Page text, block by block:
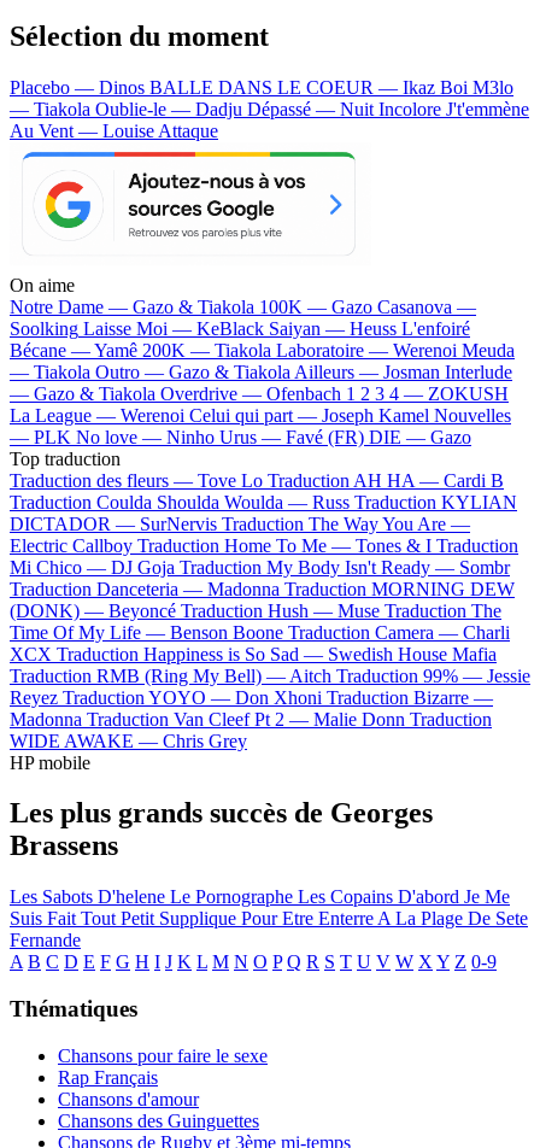
Sélection du moment
Placebo — Dinos BALLE DANS LE COEUR — Ikaz Boi M3lo
— Tiakola Oublie-le — Dadju Dépassé — Nuit Incolore J't'emmène
Au Vent — Louise Attaque
On aime
Notre Dame — Gazo & Tiakola 100K — Gazo Casanova —
Soolking Laisse Moi — KeBlack Saiyan — Heuss L'enfoiré
Bécane —Yamê 200K — Tiakola Laboratoire — Werenoi Meuda
— Tiakola Outro — Gazo & Tiakola Ailleurs — Josman Interlude
— Gazo & Tiakola Overdrive — Ofenbach 1 2 3 4 — ZOKUSH
La League — Werenoi Celui qui part — Joseph Kamel Nouvelles
— PLK No love — Ninho Urus — Favé (FR) DIE — Gazo
Top traduction
Traduction des fleurs — Tove Lo Traduction AH HA — Cardi B
Traduction Coulda Shoulda Woulda — Russ Traduction KYLIAN
DICTADOR — SurNervis Traduction The Way You Are —
Electric Callboy Traduction Home To Me — Tones & I Traduction
Mi Chico — DJ Goja Traduction My Body Isn't Ready — Sombr
Traduction Danceteria — Madonna Traduction MORNING DEW
(DONK) — Beyoncé Traduction Hush — Muse Traduction The
Time Of My Life — Benson Boone Traduction Camera — Charli
XCX Traduction Happiness is So Sad — Swedish House Mafia
Traduction RMB (Ring My Bell) — Aitch Traduction 99% — Jessie
Reyez Traduction YOYO — Don Xhoni Traduction Bizarre —
Madonna Traduction Van Cleef Pt 2 — Malie Donn Traduction
WIDE AWAKE — Chris Grey
HP mobile
Les plus grands succès de Georges
Brassens
Les Sabots D'helene Le Pornographe Les Copains D'abord Je Me
Suis Fait Tout Petit Supplique Pour Etre Enterre A La Plage De Sete
Fernande
A B C D E F G H I J K L M N O P Q R S T U V W X Y Z 0-9
Thématiques
Chansons pour faire le sexe
Rap Français
Chansons d'amour
Chansons des Guinguettes
Chansons de Rugby et 3ème mi-temps